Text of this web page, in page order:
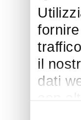
il
dati